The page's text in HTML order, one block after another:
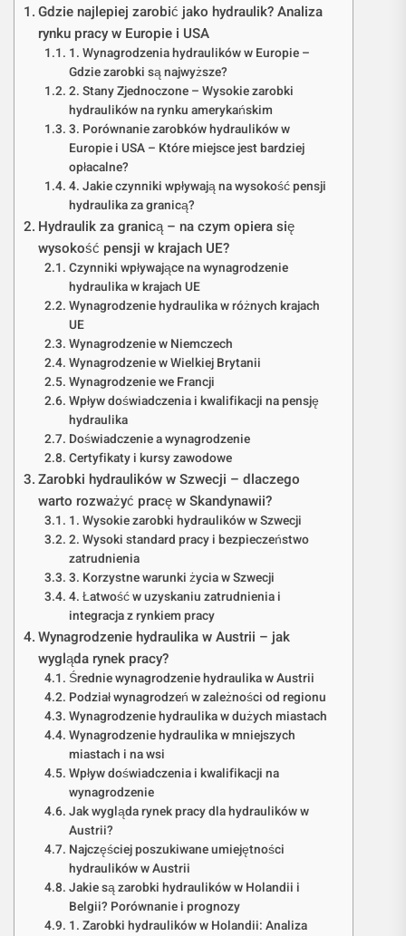
Gdzie najlepiej zarobić jako hydraulik? Analiza
rynku pracy w Europie i USA
1. Wynagrodzenia hydraulików w Europie –
Gdzie zarobki są najwyższe?
2. Stany Zjednoczone – Wysokie zarobki
hydraulików na rynku amerykańskim
3. Porównanie zarobków hydraulików w
Europie i USA – Które miejsce jest bardziej
opłacalne?
4. Jakie czynniki wpływają na wysokość pensji
hydraulika za granicą?
Hydraulik za granicą – na czym opiera się
wysokość pensji w krajach UE?
Czynniki wpływające na wynagrodzenie
hydraulika w krajach UE
Wynagrodzenie hydraulika w różnych krajach
UE
Wynagrodzenie w Niemczech
Wynagrodzenie w Wielkiej Brytanii
Wynagrodzenie we Francji
Wpływ doświadczenia i kwalifikacji na pensję
hydraulika
Doświadczenie a wynagrodzenie
Certyfikaty i kursy zawodowe
Zarobki hydraulików w Szwecji – dlaczego
warto rozważyć pracę w Skandynawii?
1. Wysokie zarobki hydraulików w Szwecji
2. Wysoki standard pracy i bezpieczeństwo
zatrudnienia
3. Korzystne warunki życia w Szwecji
4. Łatwość w uzyskaniu zatrudnienia i
integracja z rynkiem pracy
Wynagrodzenie hydraulika w Austrii – jak
wygląda rynek pracy?
Średnie wynagrodzenie hydraulika w Austrii
Podział wynagrodzeń w zależności od regionu
Wynagrodzenie hydraulika w dużych miastach
Wynagrodzenie hydraulika w mniejszych
miastach i na wsi
Wpływ doświadczenia i kwalifikacji na
wynagrodzenie
Jak wygląda rynek pracy dla hydraulików w
Austrii?
Najczęściej poszukiwane umiejętności
hydraulików w Austrii
Jakie są zarobki hydraulików w Holandii i
Belgii? Porównanie i prognozy
1. Zarobki hydraulików w Holandii: Analiza